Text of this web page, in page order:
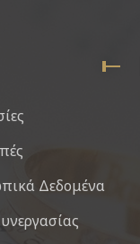
Δεδομένα